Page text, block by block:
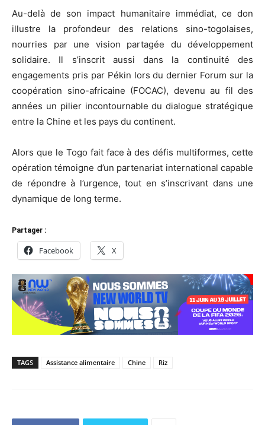
Au-delà de son impact humanitaire immédiat, ce don
illustre la profondeur des relations sino-togolaises,
nourries par une vision partagée du développement
solidaire. Il s’inscrit aussi dans la continuité des
engagements pris par Pékin lors du dernier Forum sur la
coopération sino-africaine (FOCAC), devenu au fil des
années un pilier incontournable du dialogue stratégique
entre la Chine et les pays du continent.
Alors que le Togo fait face à des défis multiformes, cette
opération témoigne d’un partenariat international capable
de répondre à l’urgence, tout en s’inscrivant dans une
dynamique de long terme.
Partager :
Facebook X
TAGS Assistance alimentaire Chine Riz